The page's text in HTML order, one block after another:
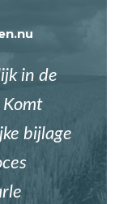
in de
bijlage